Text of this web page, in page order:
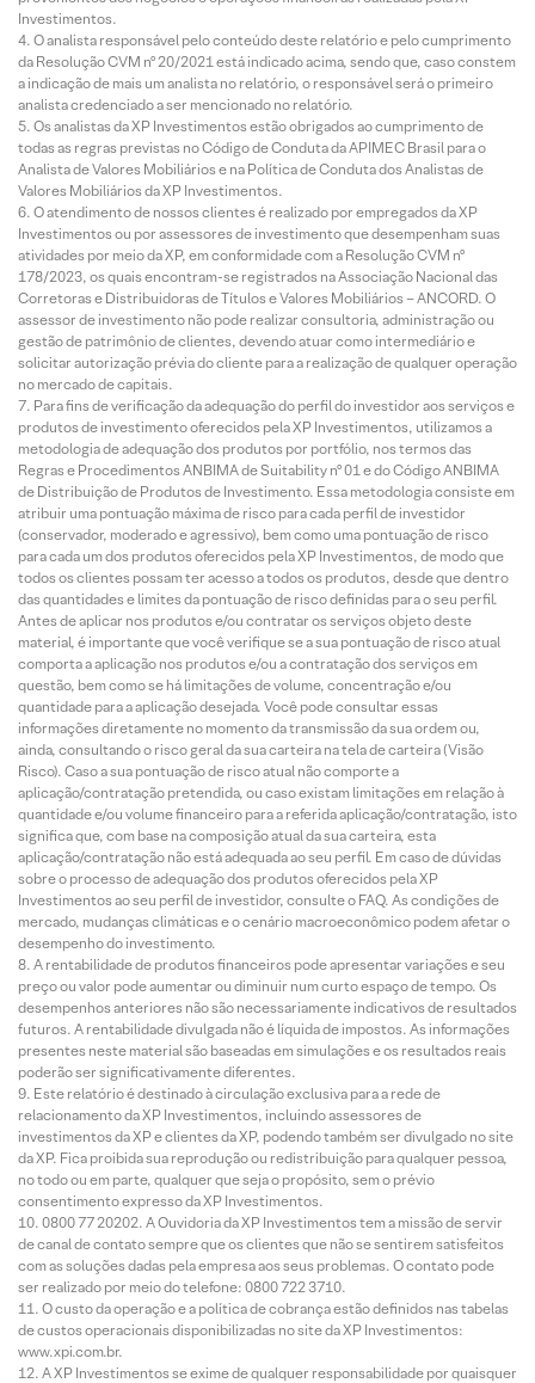
Investimentos.
O analista responsável pelo conteúdo deste relatório e pelo cumprimento
da Resolução CVM nº 20/2021 está indicado acima, sendo que, caso constem
a indicação de mais um analista no relatório, o responsável será o primeiro
analista credenciado a ser mencionado no relatório.
Os analistas da XP Investimentos estão obrigados ao cumprimento de
todas as regras previstas no Código de Conduta da APIMEC Brasil para o
Analista de Valores Mobiliários e na Política de Conduta dos Analistas de
Valores Mobiliários da XP Investimentos.
O atendimento de nossos clientes é realizado por empregados da XP
Investimentos ou por assessores de investimento que desempenham suas
atividades por meio da XP, em conformidade com a Resolução CVM nº
178/2023, os quais encontram-se registrados na Associação Nacional das
Corretoras e Distribuidoras de Títulos e Valores Mobiliários – ANCORD. O
assessor de investimento não pode realizar consultoria, administração ou
gestão de patrimônio de clientes, devendo atuar como intermediário e
solicitar autorização prévia do cliente para a realização de qualquer operação
no mercado de capitais.
Para fins de verificação da adequação do perfil do investidor aos serviços e
produtos de investimento oferecidos pela XP Investimentos, utilizamos a
metodologia de adequação dos produtos por portfólio, nos termos das
Regras e Procedimentos ANBIMA de Suitability nº 01 e do Código ANBIMA
de Distribuição de Produtos de Investimento. Essa metodologia consiste em
atribuir uma pontuação máxima de risco para cada perfil de investidor
(conservador, moderado e agressivo), bem como uma pontuação de risco
para cada um dos produtos oferecidos pela XP Investimentos, de modo que
todos os clientes possam ter acesso a todos os produtos, desde que dentro
das quantidades e limites da pontuação de risco definidas para o seu perfil.
Antes de aplicar nos produtos e/ou contratar os serviços objeto deste
material, é importante que você verifique se a sua pontuação de risco atual
comporta a aplicação nos produtos e/ou a contratação dos serviços em
questão, bem como se há limitações de volume, concentração e/ou
quantidade para a aplicação desejada. Você pode consultar essas
informações diretamente no momento da transmissão da sua ordem ou,
ainda, consultando o risco geral da sua carteira na tela de carteira (Visão
Risco). Caso a sua pontuação de risco atual não comporte a
aplicação/contratação pretendida, ou caso existam limitações em relação à
quantidade e/ou volume financeiro para a referida aplicação/contratação, isto
significa que, com base na composição atual da sua carteira, esta
aplicação/contratação não está adequada ao seu perfil. Em caso de dúvidas
sobre o processo de adequação dos produtos oferecidos pela XP
Investimentos ao seu perfil de investidor, consulte o FAQ. As condições de
mercado, mudanças climáticas e o cenário macroeconômico podem afetar o
desempenho do investimento.
A rentabilidade de produtos financeiros pode apresentar variações e seu
preço ou valor pode aumentar ou diminuir num curto espaço de tempo. Os
desempenhos anteriores não são necessariamente indicativos de resultados
futuros. A rentabilidade divulgada não é líquida de impostos. As informações
presentes neste material são baseadas em simulações e os resultados reais
poderão ser significativamente diferentes.
Este relatório é destinado à circulação exclusiva para a rede de
relacionamento da XP Investimentos, incluindo assessores de
investimentos da XP e clientes da XP, podendo também ser divulgado no site
da XP. Fica proibida sua reprodução ou redistribuição para qualquer pessoa,
no todo ou em parte, qualquer que seja o propósito, sem o prévio
consentimento expresso da XP Investimentos.
0800 77 20202. A Ouvidoria da XP Investimentos tem a missão de servir
de canal de contato sempre que os clientes que não se sentirem satisfeitos
com as soluções dadas pela empresa aos seus problemas. O contato pode
ser realizado por meio do telefone: 0800 722 3710.
O custo da operação e a política de cobrança estão definidos nas tabelas
de custos operacionais disponibilizadas no site da XP Investimentos:
www.xpi.com.br.
A XP Investimentos se exime de qualquer responsabilidade por quaisquer